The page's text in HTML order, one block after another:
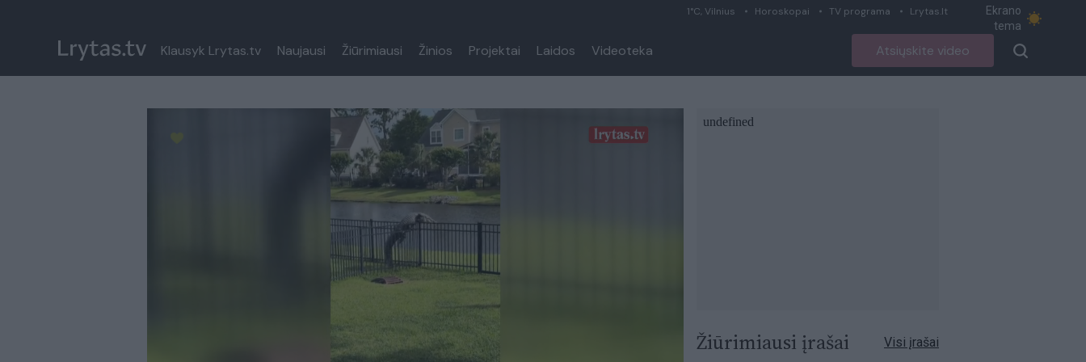
1°C, Vilnius Horoskopai TV programa Lrytas.lt
Ekrano
tema
Klausyk Lrytas.tv Naujausi Žiūrimiausi Žinios Projektai Laidos Videoteka Atsiųskite video
Žiūrimiausi įrašai Visi įrašai